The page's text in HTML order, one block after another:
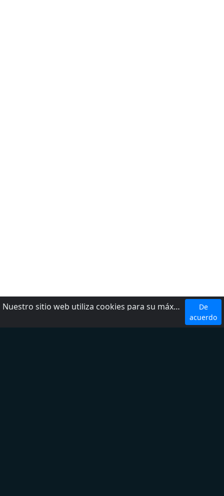
Nuestro sitio web utiliza cookies para su máxima comodidad. Al utilizar el sitio web, usted acepta el uso de cookies.
De
acuerdo